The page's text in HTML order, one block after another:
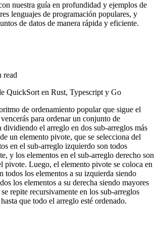
nuestra guía en profundidad y ejemplos de
lenguajes de programación populares, y
de datos de manera rápida y eficiente.
read
de ordenamiento popular que sigue el
para ordenar un conjunto de
dividiendo el arreglo en dos sub-arreglos más
un elemento pivote, que se selecciona del
en el sub-arreglo izquierdo son todos
y los elementos en el sub-arreglo derecho son
pivote. Luego, el elemento pivote se coloca en
todos los elementos a su izquierda siendo
los elementos a su derecha siendo mayores
repite recursivamente en los sub-arreglos
que todo el arreglo esté ordenado.